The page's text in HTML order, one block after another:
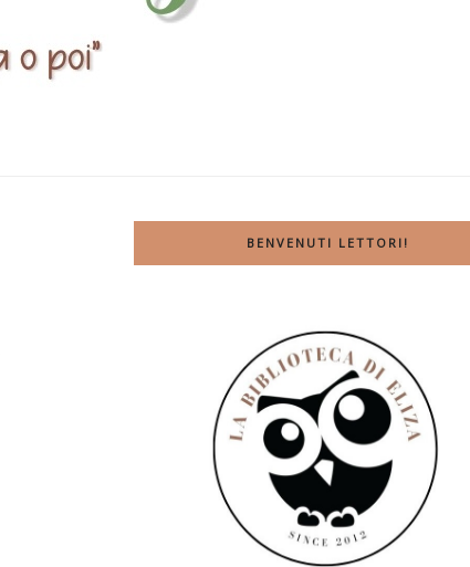
BENVENUTI LETTORI!